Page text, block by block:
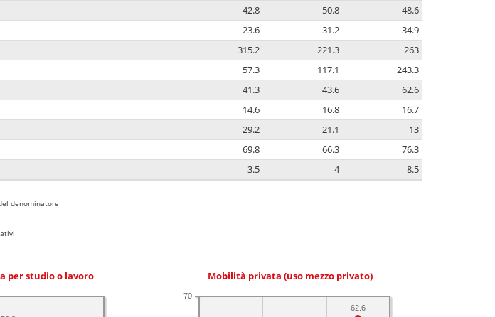
42.8 50.8
48.6
23.6 31.2
34.9
315.2 221.3
263
57.3 117.1
243.3
41.3 43.6
62.6
14.6 16.8
16.7
29.2 21.1
13
69.8 66.3
76.3
3.5 4 8.5
denominatore
per studio o lavoro Mobilità privata (uso mezzo privato)
70
62.6